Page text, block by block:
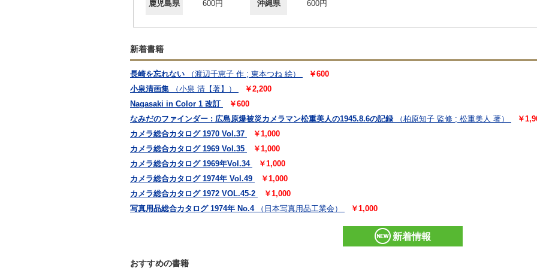
鹿児島県 600円 沖縄県 600円
新着書籍
長崎を忘れない （渡辺千恵子 作 ; 東本つね 絵）
￥600
小泉清画集
（小泉 清【著】）
￥2,200
Nagasaki in Color 1 改訂
￥600
なみだのファインダー : 広島原爆被災カメラマン松重美人の1945.8.6の記録
（柏原知子 監修 ; 松重美人 著）
￥
カメラ総合カタログ 1970 Vol.37
￥1,000
カメラ総合カタログ 1969 Vol.35
￥1,000
カメラ総合カタログ 1969年Vol.34
￥1,000
カメラ総合カタログ 1974年 Vol.49
￥1,000
カメラ総合カタログ 1972 VOL.45-2
￥1,000
写真用品総合カタログ 1974年 No.4
（日本写真用品工業会） ￥1,000
新着情報
おすすめの書籍